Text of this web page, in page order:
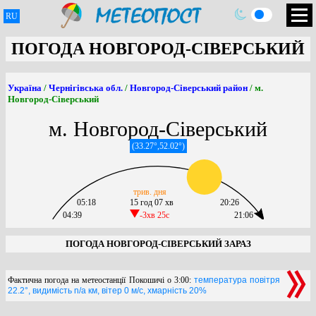
RU
ПОГОДА НОВГОРОД-СІВЕРСЬКИЙ
Україна / Чернігівська обл. / Новгород-Сіверський район / м.
Новгород-Сіверський
м. Новгород-Сіверський
(33.27°,52.02°)
04:39
05:18
15 год 07 хв
-3хв 25c
трив. дня
21:06
20:26
ПОГОДА НОВГОРОД-СІВЕРСЬКИЙ ЗАРАЗ
Фактична погода на метеостанції Покошичі о 3:00: температура повітря
22.2°, видимість n/a км, вітер 0 м/с, хмарність 20%